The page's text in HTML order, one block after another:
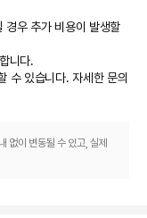
경우 추가 비용이 발생할
니다.
수 있습니다. 자세한 문의
없이 변동될 수 있고, 실제